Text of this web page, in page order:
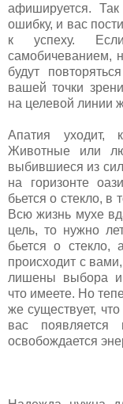
афишируется.
ошибку, и вас
к успеху.
самобичеванием,
будут
вашей точки
на целевой линии
Апатия уходит,
Животные или
выбившиеся из
на горизонте
бьется о стекло, в
Всю жизнь мухе
цель, то нужно
бьется о стекло,
происходит с
лишены выбора и
что имеете. Но
же существует,
вас
освобождается